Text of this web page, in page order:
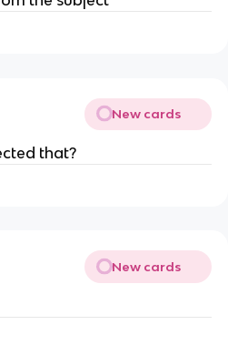
New cards
that?
New cards